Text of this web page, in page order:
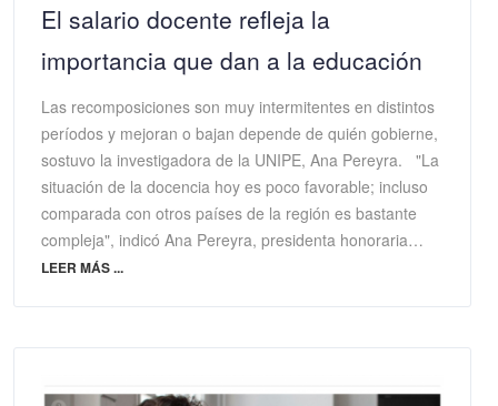
El salario docente refleja la
importancia que dan a la educación
Las recomposiciones son muy intermitentes en distintos
períodos y mejoran o bajan depende de quién gobierne,
sostuvo la investigadora de la UNIPE, Ana Pereyra. "La
situación de la docencia hoy es poco favorable; incluso
comparada con otros países de la región es bastante
compleja", indicó Ana Pereyra, presidenta honoraria…
LEER MÁS ...